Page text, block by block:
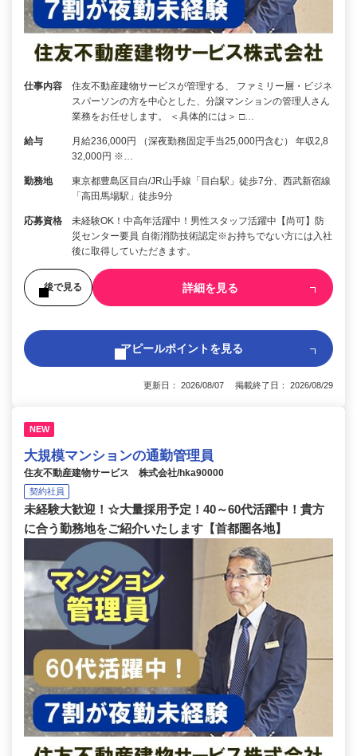
仕事内容
住友不動産建物サービスが管理する、 ファミリー層・ビジネ
スパーソンの方を中心とした、分譲マンションの管理人さん
業務をお任せします。 ＜具体的には＞ □…
給与
月給236,000円 （深夜勤務固定手当25,000円含む） 年収2,8
32,000円 ※…
勤務地
東京都豊島区目白/JR山手線「目白駅」徒歩7分、西武新宿線
「高田馬場駅」徒歩9分
応募資格
未経験OK！中高年活躍中！男性スタッフ活躍中【尚可】防
災センター要員 自衛消防技術認定※お持ちでない方には入社
後に取得していただきます。
後で見る 詳細を見る
アピールポイントを見る
更新日： 2026/08/07 掲載終了日： 2026/08/29
NEW
大規模マンションの通勤管理員
住友不動産建物サービス 株式会社/hka90000
契約社員
未経験大歓迎！☆大量採用予定！40～60代活躍中！貴方
に合う勤務地をご紹介いたします【首都圏各地】